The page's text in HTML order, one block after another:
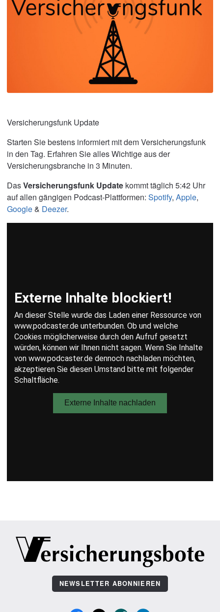
Versicherungsfunk Update
Starten Sie bestens informiert mit dem Versicherungsfunk
in den Tag. Erfahren Sie alles Wichtige aus der
Versicherungsbranche in 3 Minuten.
DasVersicherungsfunk Update kommt täglich 5:42 Uhr
auf allen gängigen Podcast-Plattformen: Spotify, Apple,
Google& Deezer.
NEWSLETTER ABONNIEREN